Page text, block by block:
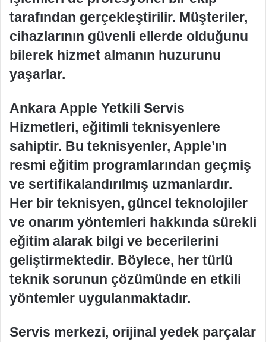
tarafından gerçekleştirilir. Müşteriler,
cihazlarının güvenli ellerde olduğunu
bilerek hizmet almanın huzurunu
yaşarlar.
Ankara Apple Yetkili Servis
Hizmetleri, eğitimli teknisyenlere
sahiptir. Bu teknisyenler, Apple’ın
resmi eğitim programlarından geçmiş
ve sertifikalandırılmış uzmanlardır.
Her bir teknisyen, güncel teknolojiler
ve onarım yöntemleri hakkında sürekli
eğitim alarak bilgi ve becerilerini
geliştirmektedir. Böylece, her türlü
teknik sorunun çözümünde en etkili
yöntemler uygulanmaktadır.
Servis merkezi, orijinal yedek parçalar